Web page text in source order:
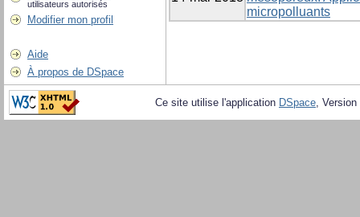
utilisateurs autorisés
Modifier mon profil
Aide
À propos de DSpace
micropolluants
Ce site utilise l'application DSpace,